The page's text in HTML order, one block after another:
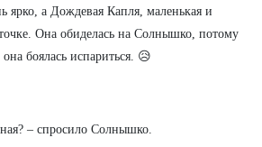
ярко, а Дождевая Капля, маленькая и
Она обиделась на Солнышко, потому
боялась испариться. 😥
– спросило Солнышко.